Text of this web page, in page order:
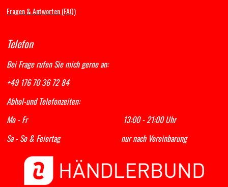
Fragen & Antworten (FAQ)
Telefon
Bei Frage rufen Sie mich gerne an:
+49 176 70 36 72 84
Abhol-und Telefonzeiten:
Mo - Fr 13:00 - 21:00 Uhr
Sa - So & Feiertag nur nach Vereinbarung